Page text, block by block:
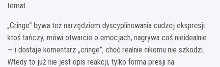
temat.
„Cringe” bywa też narzędziem dyscyplinowania cudzej ekspresji:
ktoś tańczy, mówi otwarcie o emocjach, nagrywa coś nieidealnie
— i dostaje komentarz „cringe”, choć realnie nikomu nie szkodzi.
Wtedy to już nie jest opis reakcji, tylko forma presji na